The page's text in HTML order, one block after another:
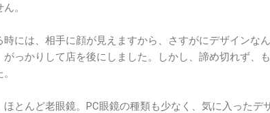
。
には、相手に顔が見えますから、さすがにデザインな
っかりして店を後にしました。しかし、諦め切れず、
とんど老眼鏡。PC眼鏡の種類も少なく、気に入ったデ